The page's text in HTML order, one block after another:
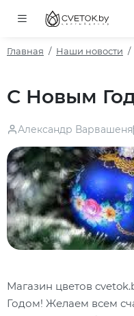
Главная Наши новости
С Новым
Александр Варвашеня
Магазин цветов
Годом! Желаем всем